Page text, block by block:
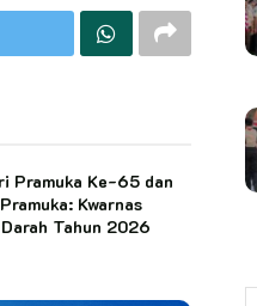
Pramuka Ke-65 dan
Kwarnas
Tahun 2026